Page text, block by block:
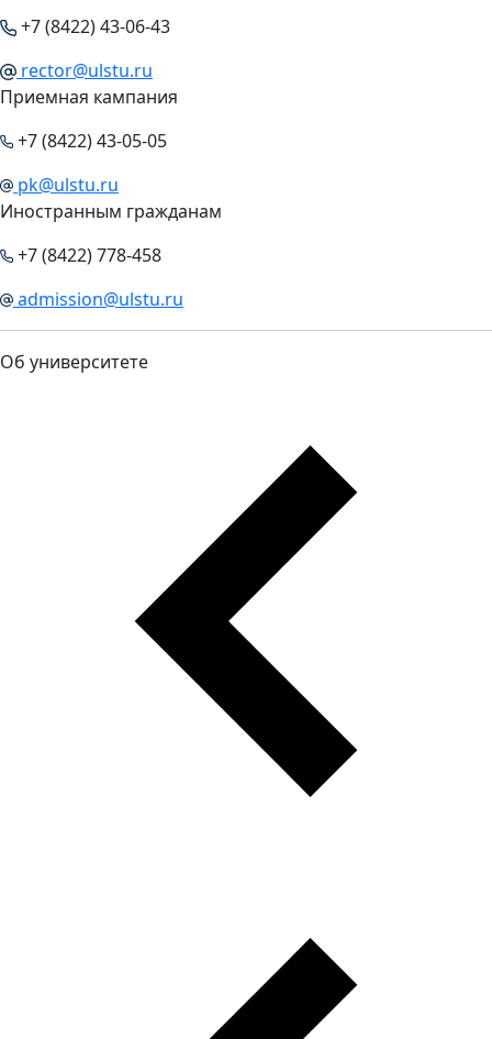
+7 (8422) 43-06-43
rector@ulstu.ru
Приемная кампания
+7 (8422) 43-05-05
pk@ulstu.ru
Иностранным гражданам
+7 (8422) 778-458
admission@ulstu.ru
Об университете